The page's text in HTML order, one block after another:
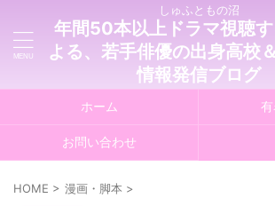
しゅふともの沼
年間50本以上ドラマ視聴
よる、若手俳優の出身高校
情報発信ブログ
ホーム
お問い合わせ
HOME > 漫画・脚本 >